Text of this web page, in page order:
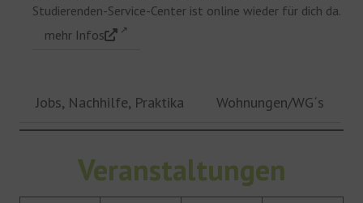
Studierenden-Service-Center ist online wieder für dich da.
mehr Infos
Jobs, Nachhilfe, Praktika Wohnungen/WG´s
Veranstaltungen